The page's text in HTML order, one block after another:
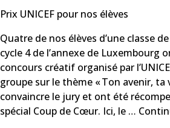
Prix UNICEF pour nos élèves
Quatre de nos élèves d’une classe
cycle 4 de l’annexe de Luxembourg
concours créatif organisé par
groupe sur le thème « Ton avenir, ta
convaincre le jury et ont été
spécial Coup de Cœur. Ici, le …